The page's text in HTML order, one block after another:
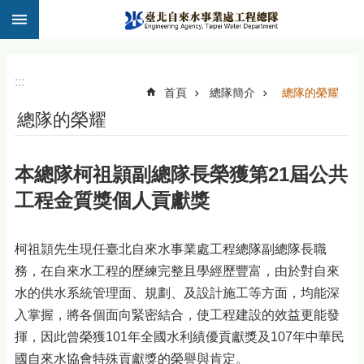
跳到主要內容區塊
:::
首頁 總隊簡介 總隊的榮耀
總隊的榮耀
本總隊柯祖頴副總隊長榮獲第21屆公共
工程金質獎個人貢獻獎
柯祖頴先生現任臺北自來水事業處工程總隊副總隊長職
務，在自來水工程的歷練完整且學經歷豐富，由於對自來
水的供水系統管理面、規劃、及設計施工等方面，均能深
入掌握，將各個面向緊密結合，使工程建設的效益更能發
揮，因此曾榮獲101年全國水利績優貢獻獎及107年中華民
國自來水協會特殊貢獻獎的榮譽與肯定。